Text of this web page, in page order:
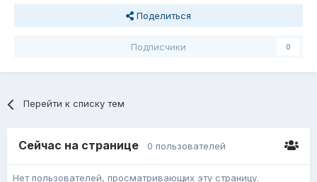
Поделиться
Подписчики 0
Перейти к списку тем
Сейчас на странице 0 пользователей
Нет пользователей, просматривающих эту страницу.